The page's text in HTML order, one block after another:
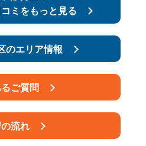
ミをもっと見る
のエリア情報
ご質問
流れ